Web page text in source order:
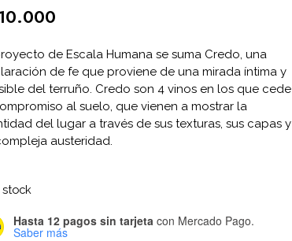
de Escala Humana se suma Credo, una
de fe que proviene de una mirada íntima y
del terruño. Credo son 4 vinos en los que cede
al suelo, que vienen a mostrar la
del lugar a través de sus texturas, sus capas y
austeridad.
stock
Hasta 12 pagos sin tarjeta con Mercado Pago.
Saber más